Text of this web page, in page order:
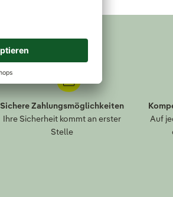
Sichere Zahlungsmöglichkeiten
Ihre Sicherheit kommt an erster
Stelle
Auf